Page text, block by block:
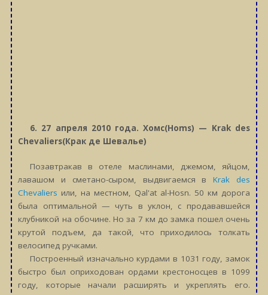
6. 27 апреля 2010 года. Хомс(Homs) — Krak des
Chevaliers(Крак де Шевалье)
Позавтракав в отеле маслинами, джемом, яйцом,
лавашом и сметано-сыром, выдвигаемся в Krak des
Chevaliers или, на местном, Qal'at al-Hosn. 50 км дорога
была оптимальной — чуть в уклон, с продававшейся
клубникой на обочине. Но за 7 км до замка пошел очень
крутой подъем, да такой, что приходилось толкать
велосипед ручками.
Построенный изначально курдами в 1031 году, замок
быстро был оприходован ордами крестоносцев в 1099
году, которые начали расширять и укреплять его.